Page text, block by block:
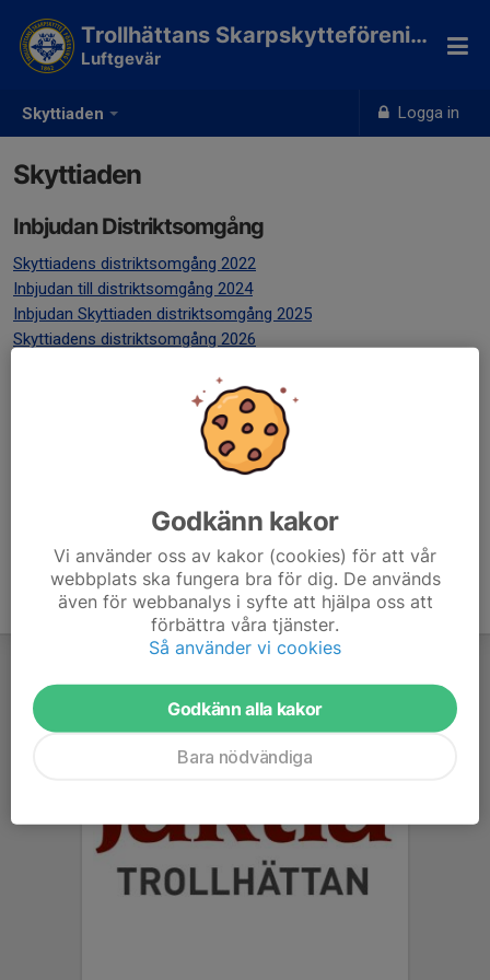
Skyttiaden Logga in
Trollhättans Skarpskytteförening
Luftgevär
Skyttiaden
Inbjudan Distriktsomgång
Skyttiadens distriktsomgång 2022
Inbjudan till distriktsomgång 2024
Inbjudan Skyttiaden distriktsomgång 2025
Skyttiadens distriktsomgång 2026
Resultat distriktsomgång västsvenska 2024
Resultat distriktsomgången 14/1 2023
Godkänn kakor
Vi använder oss av kakor (cookies) för att vår
webbplats ska fungera bra för dig. De används
även för webbanalys i syfte att hjälpa oss att
förbättra våra tjänster.
Så använder vi cookies
Godkänn alla kakor
Bara nödvändiga